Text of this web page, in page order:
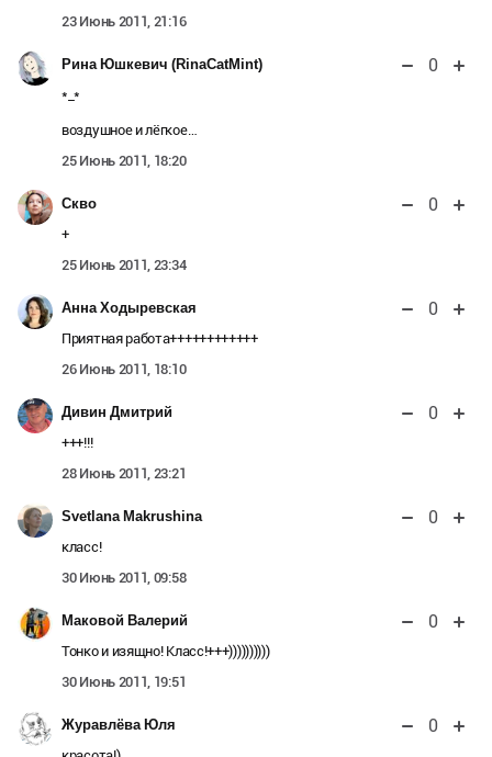
23 Июнь 2011, 21:16
Рина Юшкевич (RinaCatMint) 0
*_*
воздушное и лёгкое…
25 Июнь 2011, 18:20
Скво 0
+
25 Июнь 2011, 23:34
Анна Ходыревская 0
Приятная работа++++++++++++
26 Июнь 2011, 18:10
Дивин Дмитрий 0
+++!!!
28 Июнь 2011, 23:21
Svetlana Makrushina 0
класс!
30 Июнь 2011, 09:58
Маковой Валерий 0
Тонко и изящно! Класс!+++))))))))))
30 Июнь 2011, 19:51
Журавлёва Юля 0